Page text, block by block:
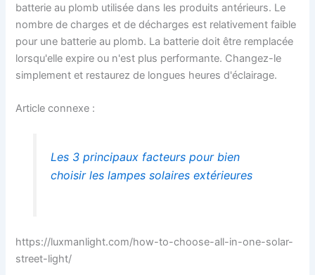
batterie au plomb utilisée dans les produits antérieurs. Le
nombre de charges et de décharges est relativement faible
pour une batterie au plomb. La batterie doit être remplacée
lorsqu'elle expire ou n'est plus performante. Changez-le
simplement et restaurez de longues heures d'éclairage.
Article connexe :
Les 3 principaux facteurs pour bien
choisir les lampes solaires extérieures
https://luxmanlight.com/how-to-choose-all-in-one-solar-
street-light/